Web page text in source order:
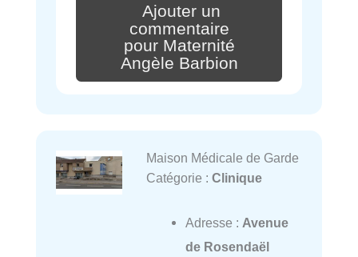
Ajouter un
commentaire
pour Maternité
Angèle Barbion
Maison Médicale de Garde
Catégorie : Clinique
Adresse : Avenue
de Rosendaël